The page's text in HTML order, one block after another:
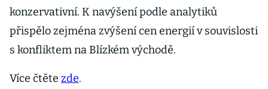
konzervativní. K navýšení podle analytiků
přispělo zejména zvýšení cen energií v souvislosti
s konfliktem na Blízkém východě.
Více čtěte zde.